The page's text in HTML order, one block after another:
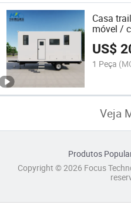
Casa
móvel /
US$
1 Peça
Veja
Produtos
Copyright © 2026 Focus